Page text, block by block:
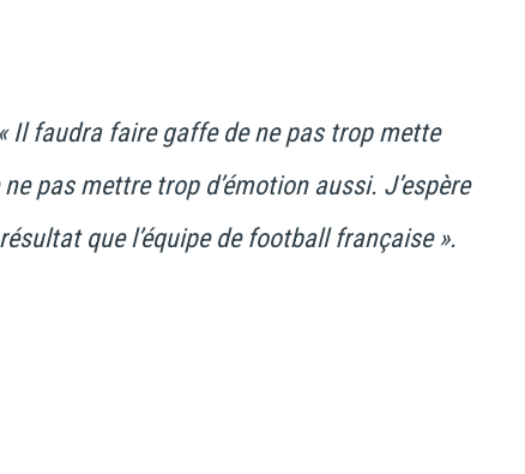
« Il faudra faire gaffe de ne pas trop mette
ne pas mettre trop d’émotion aussi. J’espère
que l’équipe de football française ».